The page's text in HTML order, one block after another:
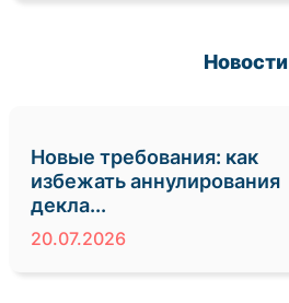
Новости
Новые требования: как
избежать аннулирования
декла...
20.07.2026